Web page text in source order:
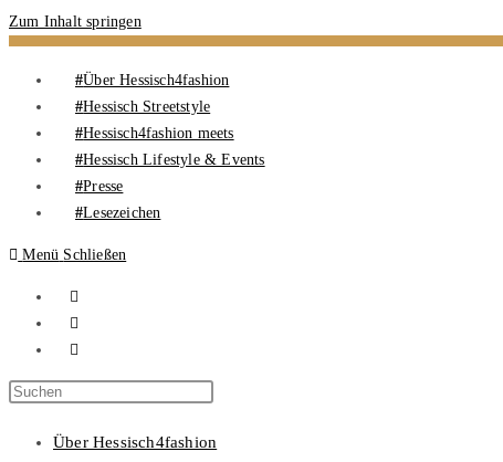
Zum Inhalt springen
Über Hessisch4fashion
Hessisch Streetstyle
Hessisch4fashion meets
Hessisch Lifestyle & Events
Presse
Lesezeichen
Menü Schließen
Über Hessisch4fashion